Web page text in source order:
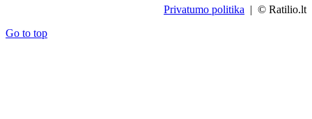
Privatumo politika | © Ratilio.lt
Go to top